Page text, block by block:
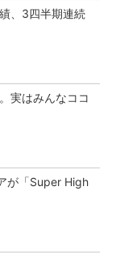
、3四半期連続
実はみんなココ
が「Super High